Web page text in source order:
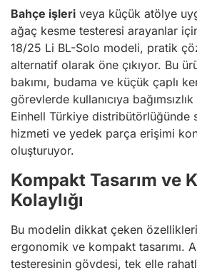
Bahçe işleri veya küçük atölye
ağaç kesme testeresi arayanlar
18/25 Li BL-Solo modeli, pratik
alternatif olarak öne çıkıyor. Bu
bakımı, budama ve küçük çaplı
görevlerde kullanıcıya
Einhell Türkiye distribütörlüğünde
hizmeti ve yedek parça erişimi
oluşturuyor.
Kompakt Tasarım ve
Kolaylığı
Bu modelin dikkat çeken
ergonomik ve kompakt tasarımı.
testeresinin gövdesi, tek elle